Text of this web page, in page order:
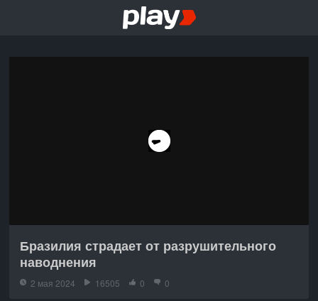
Бразилия страдает от разрушительного
наводнения
2 мая 2024 16505 0 0